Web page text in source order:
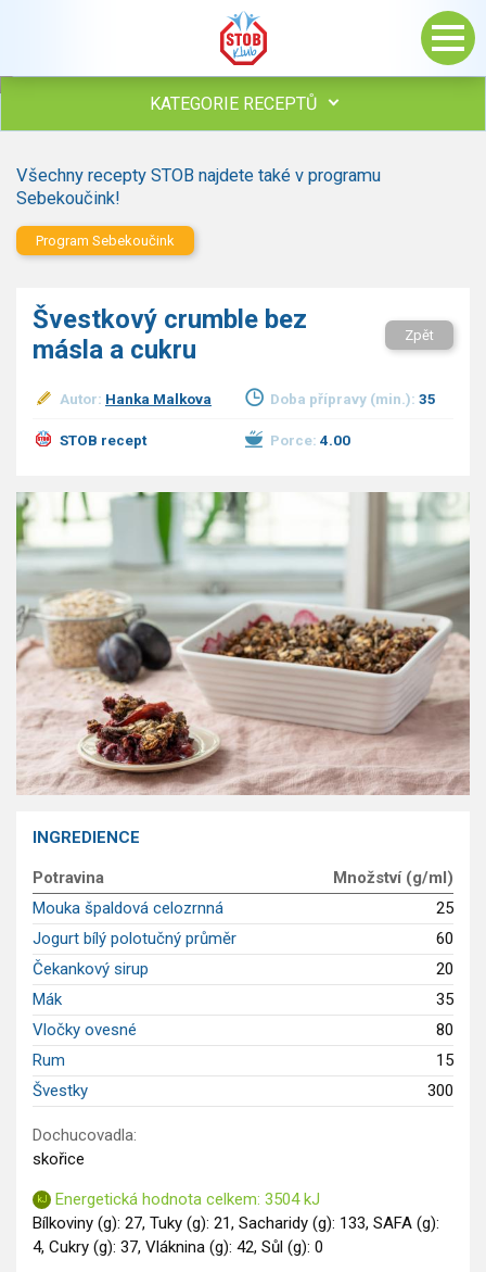
KATEGORIE RECEPTŮ
Polévky
Maso
Bezmasé a zeleninové
Saláty
Sladké pokrmy
Ostatní
GLP-1 recepty
Všechny recepty STOB najdete také v programu
Sebekoučink!
Program Sebekoučink
Švestkový crumble bez
másla a cukru
Zpět
Autor: Hanka Malkova Doba přípravy (min.): 35
STOB recept Porce: 4.00
INGREDIENCE
Potravina
Množství (g/ml)
Mouka špaldová celozrnná
25
Jogurt bílý polotučný průměr
60
Čekankový sirup
20
Mák
35
Vločky ovesné
80
Rum
15
Švestky
300
Dochucovadla:
skořice
Energetická hodnota celkem: 3504 kJ
Bílkoviny (g): 27, Tuky (g): 21, Sacharidy (g): 133, SAFA (g):
4, Cukry (g): 37, Vláknina (g): 42, Sůl (g): 0